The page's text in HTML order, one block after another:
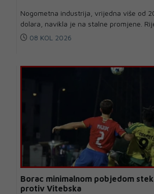
Nogometna industrija, vrijedna više od
dolara, navikla je na stalne promjene.
08 KOL 2026
Borac minimalnom pobjedom
protiv Vitebska